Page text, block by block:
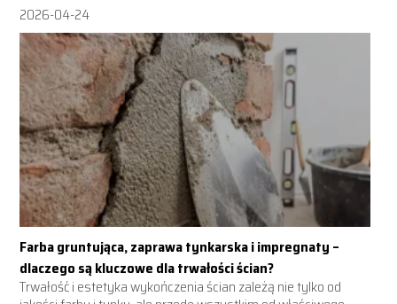
2026-04-24
Farba gruntująca, zaprawa tynkarska i impregnaty –
dlaczego są kluczowe dla trwałości ścian?
Trwałość i estetyka wykończenia ścian zależą nie tylko od